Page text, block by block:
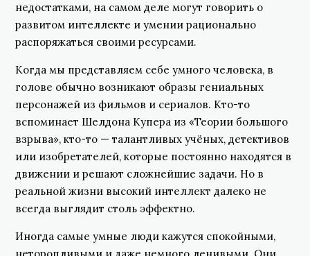
недостатками, на самом деле могут говорить о
развитом интеллекте и умении рационально
распоряжаться своими ресурсами.
Когда мы представляем себе умного человека, в
голове обычно возникают образы гениальных
персонажей из фильмов и сериалов. Кто-то
вспоминает Шелдона Купера из «Теории большого
взрыва», кто-то — талантливых учёных, детективов
или изобретателей, которые постоянно находятся в
движении и решают сложнейшие задачи. Но в
реальной жизни высокий интеллект далеко не
всегда выглядит столь эффектно.
Иногда самые умные люди кажутся спокойными,